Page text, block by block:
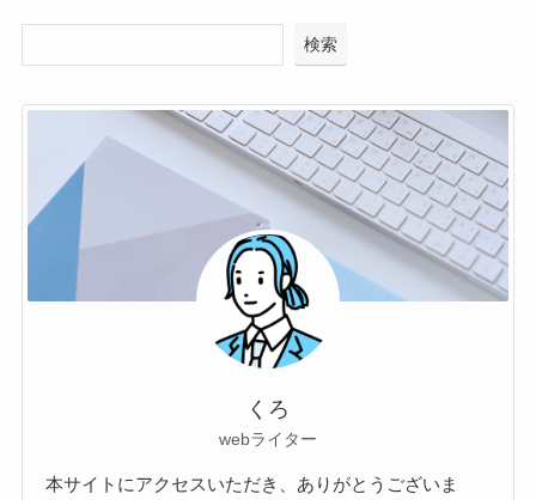
検索
くろ
webライター
本サイトにアクセスいただき、ありがとうございま